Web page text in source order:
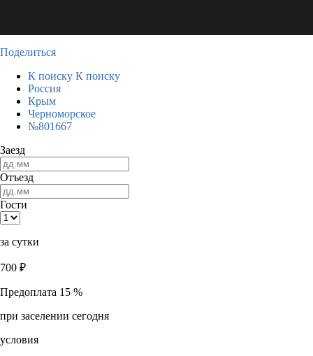
Поделиться
К поиску К поиску
Россия
Крым
Черноморское
№801667
Заезд
Отъезд
Гости
за сутки
700 ₽
Предоплата 15 %
при заселении сегодня
условия